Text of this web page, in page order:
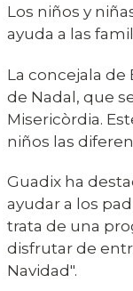
Los niños y
ayuda a las
La concejala de
de Nadal, que
Misericòrdia.
niños las
Guadix ha
ayudar a los
trata de una
disfrutar de
Navidad".